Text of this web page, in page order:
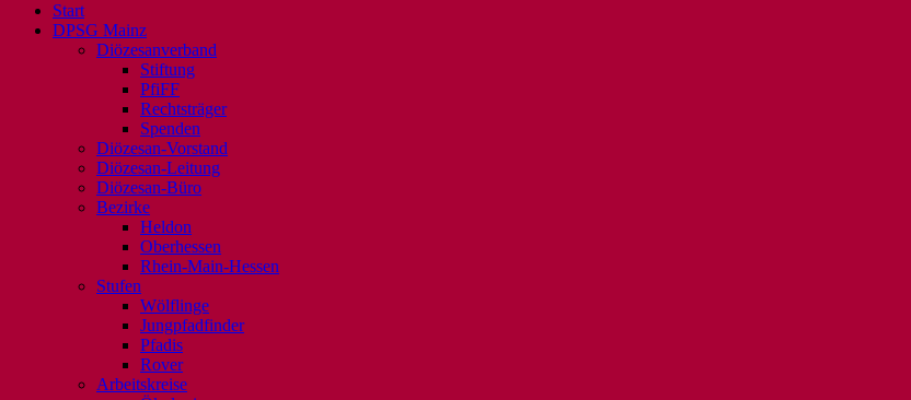
Start
DPSG Mainz
Diözesanverband
Stiftung
PfiFF
Rechtsträger
Spenden
Diözesan-Vorstand
Diözesan-Leitung
Diözesan-Büro
Bezirke
Heldon
Oberhessen
Rhein-Main-Hessen
Stufen
Wölflinge
Jungpfadfinder
Pfadis
Rover
Arbeitskreise